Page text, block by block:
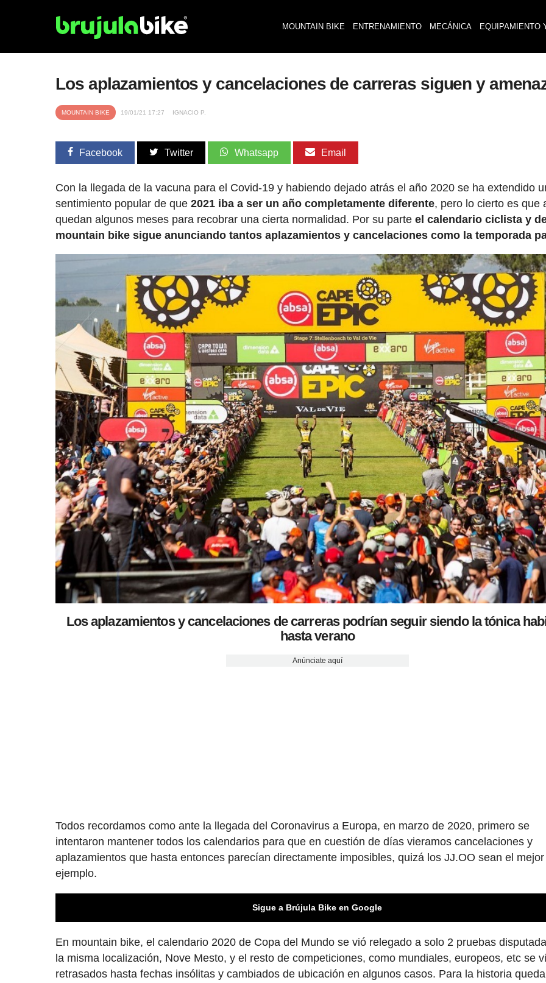
MOUNTAIN BIKE ENTRENAMIENTO MECÁNICA EQUIPAMIENTO
Los aplazamientos y cancelaciones de carreras siguen y
MOUNTAIN BIKE 19/01/21 17:27 IGNACIO P.
Facebook Twitter Whatsapp Email
Con la llegada de la vacuna para el Covid-19 y habiendo dejado atrás el año 2020 se ha extendido
sentimiento popular de que2021 iba a ser un año completamente diferente, pero lo cierto es que
quedan algunos meses para recobrar una cierta normalidad. Por su parteel calendario ciclista y
mountain bike sigue anunciando tantos aplazamientos y cancelaciones como la temporada
Los aplazamientos y cancelaciones de carreras podrían seguir siendo la tónica
hasta verano
Anúnciate aquí
Todos recordamos como ante la llegada del Coronavirus a Europa, en marzo de 2020, primero se
intentaron mantener todos los calendarios para que en cuestión de días vieramos cancelaciones y
aplazamientos que hasta entonces parecían directamente imposibles, quizá los JJ.OO sean el mejor
ejemplo.
Sigue a Brújula Bike en Google
En mountain bike, el calendario 2020 de Copa del Mundo se vió relegado a solo 2 pruebas
la misma localización, Nove Mesto, y el resto de competiciones, como mundiales, europeos, etc se
retrasados hasta fechas insólitas y cambiados de ubicación en algunos casos. Para la historia